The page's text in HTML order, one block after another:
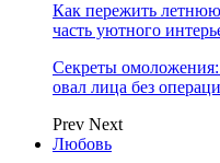
Как пережить
часть уютного
Секреты омоложения:
овал лица без
Prev Next
Любовь